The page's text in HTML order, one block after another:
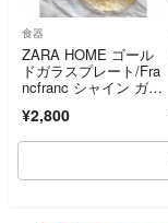
食器
ZARA HOME ゴール
ドガラスプレート/Fra
ncfranc シャイン ガラ
¥2,800